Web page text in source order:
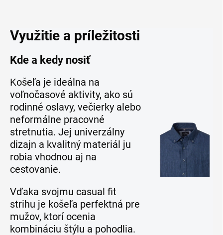
Využitie a príležitosti
Kde a kedy nosiť
Košeľa je ideálna na
voľnočasové aktivity, ako sú
rodinné oslavy, večierky alebo
neformálne pracovné
stretnutia. Jej univerzálny
dizajn a kvalitný materiál ju
robia vhodnou aj na
cestovanie.
Vďaka svojmu casual fit
strihu je košeľa perfektná pre
mužov, ktorí ocenia
kombináciu štýlu a pohodlia.